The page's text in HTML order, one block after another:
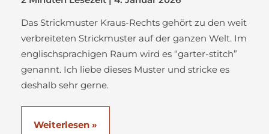
Das Strickmuster Kraus-Rechts gehört zu den weit
verbreiteten Strickmuster auf der ganzen Welt. Im
englischsprachigen Raum wird es “garter-stitch”
genannt. Ich liebe dieses Muster und stricke es
deshalb sehr gerne.
Strickmuster:
Weiterlesen »